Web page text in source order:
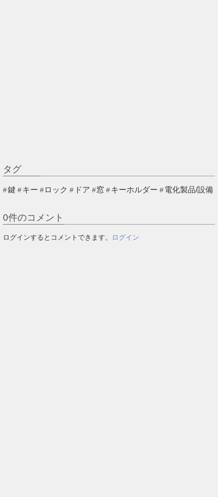
タグ
鍵 キー ロック ドア 窓 キーホルダー 電化製品/設備
0件のコメント
ログインするとコメントできます。 ログイン